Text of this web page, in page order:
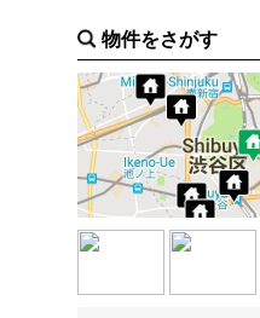
物件をさがす